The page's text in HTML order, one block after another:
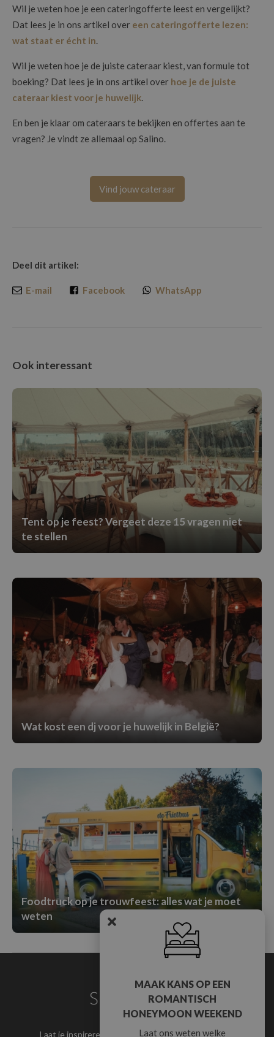
Wil je weten hoe je een cateringofferte leest en vergelijkt?
Dat lees je in ons artikel over een cateringofferte lezen:
wat staat er écht in.
Wil je weten hoe je de juiste cateraar kiest, van formule tot
boeking? Dat lees je in ons artikel over hoe je de juiste
cateraar kiest voor je huwelijk.
En ben je klaar om cateraars te bekijken en offertes aan te
vragen? Je vindt ze allemaal op Salino.
Vind jouw cateraar
Deel dit artikel:
E-mail Facebook WhatsApp
Ook interessant
Tent op je feest? Vergeet deze 15 vragen niet
te stellen
Wat kost een dj voor je huwelijk in België?
Foodtruck op je trouwfeest: alles wat je moet
weten
Laat je inspireren Word partner Partner login
MAAK KANS OP EEN
ROMANTISCH
HONEYMOON WEEKEND
Laat ons weten welke